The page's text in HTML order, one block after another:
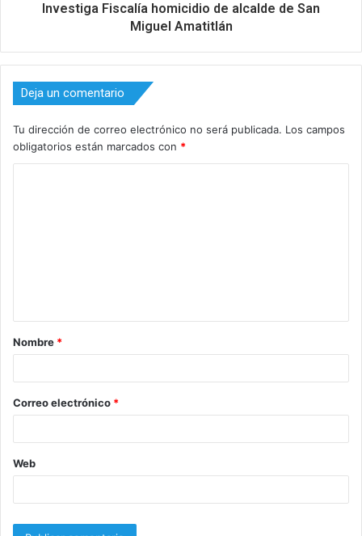
Investiga Fiscalía homicidio de alcalde de San
Miguel Amatitlán
Deja un comentario
Tu dirección de correo electrónico no será publicada. Los campos
obligatorios están marcados con *
a
r
*
Nombre *
Correo electrónico *
Web